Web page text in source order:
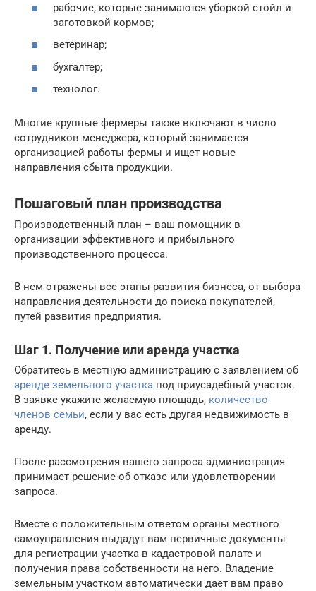
рабочие, которые занимаются уборкой стойл и
заготовкой кормов;
ветеринар;
бухгалтер;
технолог.
Многие крупные фермеры также включают в число
сотрудников менеджера, который занимается
организацией работы фермы и ищет новые
направления сбыта продукции.
Пошаговый план производства
Производственный план – ваш помощник в
организации эффективного и прибыльного
производственного процесса.
В нем отражены все этапы развития бизнеса, от выбора
направления деятельности до поиска покупателей,
путей развития предприятия.
Шаг 1. Получение или аренда участка
Обратитесь в местную администрацию с заявлением об
аренде земельного участка под приусадебный участок.
В заявке укажите желаемую площадь, количество
членов семьи, если у вас есть другая недвижимость в
аренду.
После рассмотрения вашего запроса администрация
принимает решение об отказе или удовлетворении
запроса.
Вместе с положительным ответом органы местного
самоуправления выдадут вам первичные документы
для регистрации участка в кадастровой палате и
получения права собственности на него. Владение
земельным участком автоматически дает вам право